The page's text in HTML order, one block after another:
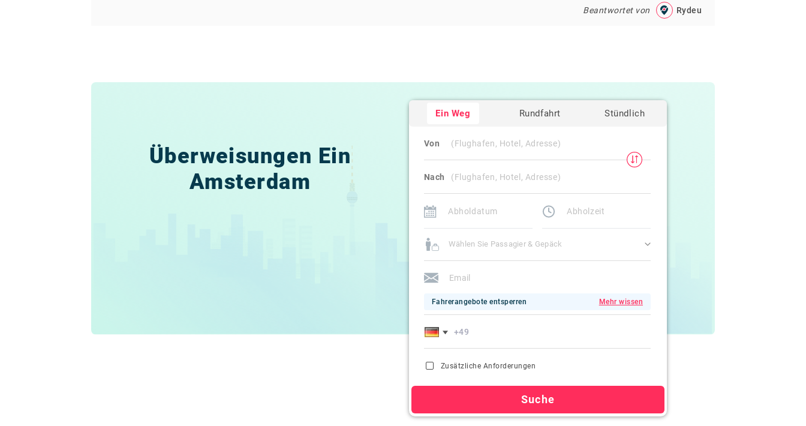
Beantwortet von Rydeu
Überweisungen Ein
Amsterdam
Ein Weg Rundfahrt Stündlich
Von
Nach
Wählen Sie Passagier & Gepäck
Fahrerangebote entsperren Mehr wissen
Zusätzliche Anforderungen
Suche